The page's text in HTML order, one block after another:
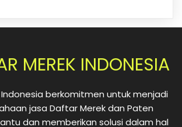
MEREK INDONESIA
berkomitmen untuk menjadi
jasa Daftar Merek dan Paten
dan memberikan solusi dalam hal